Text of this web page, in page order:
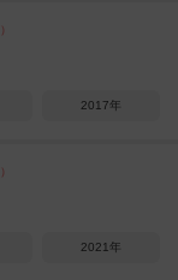
2017年
2021年